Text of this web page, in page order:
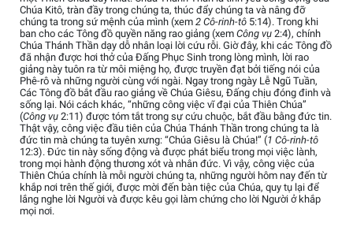
Chúa Kitô, tràn đầy trong chúng ta, thúc đẩy chúng ta và nâng đỡ
chúng ta trong sứ mệnh của mình (xem 2 Cô-rinh-tô 5:14). Trong khi
ban cho các Tông đồ quyền năng rao giảng (xem Công vụ 2:4), chính
Chúa Thánh Thần dạy dỗ nhân loại lời cứu rỗi. Giờ đây, khi các Tông đồ
đã nhận được hơi thở của Đấng Phục Sinh trong lòng mình, lời rao
giảng này tuôn ra từ môi miệng họ, được truyền đạt bởi tiếng nói của
Phê-rô và những người cùng với ngài. Ngay trong ngày Lễ Ngũ Tuần,
Các Tông đồ bắt đầu rao giảng về Chúa Giêsu, Đấng chịu đóng đinh và
sống lại. Nói cách khác, “những công việc vĩ đại của Thiên Chúa”
(Công vụ 2:11) được tóm tắt trong sự cứu chuộc, bắt đầu bằng đức tin.
Thật vậy, công việc đầu tiên của Chúa Thánh Thần trong chúng ta là
đức tin mà chúng ta tuyên xưng: “Chúa Giêsu là Chúa!” (1 Cô-rinh-tô
12:3). Đức tin này sống động và được phát biểu trong mọi việc lành,
trong mọi hành động thương xót và nhân đức. Vì vậy, công việc của
Thiên Chúa chính là mỗi người chúng ta, những người hôm nay đến từ
khắp nơi trên thế giới, được mời đến bàn tiệc của Chúa, quy tụ lại để
lắng nghe lời Người và được kêu gọi làm chứng cho lời Người ở khắp
mọi nơi.